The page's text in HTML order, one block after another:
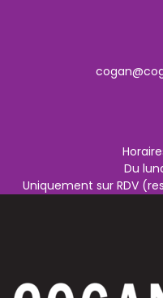
Du
Uniquement sur RDV